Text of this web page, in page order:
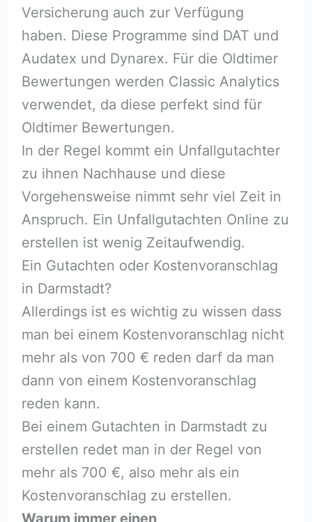
Versicherung auch zur Verfügung
haben. Diese Programme sind DAT und
Audatex und Dynarex. Für die Oldtimer
Bewertungen werden Classic Analytics
verwendet, da diese perfekt sind für
Oldtimer Bewertungen.
In der Regel kommt ein Unfallgutachter
zu ihnen Nachhause und diese
Vorgehensweise nimmt sehr viel Zeit in
Anspruch. Ein Unfallgutachten Online zu
erstellen ist wenig Zeitaufwendig.
Ein Gutachten oder Kostenvoranschlag
in Darmstadt?
Allerdings ist es wichtig zu wissen dass
man bei einem Kostenvoranschlag nicht
mehr als von 700 € reden darf da man
dann von einem Kostenvoranschlag
reden kann.
Bei einem Gutachten in Darmstadt zu
erstellen redet man in der Regel von
mehr als 700 €, also mehr als ein
Kostenvoranschlag zu erstellen.
Warum immer einen